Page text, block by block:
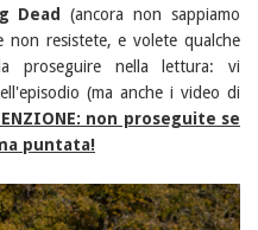
Dead
(ancora non sappiamo
non resistete, e volete qualche
proseguire nella lettura: vi
(ma anche i video di
non proseguite se
puntata!